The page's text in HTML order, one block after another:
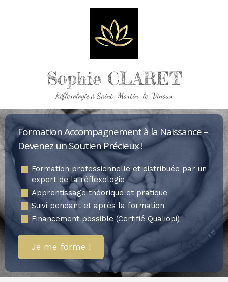
Sophie CLARET
Réflexologie à Saint-Martin-le-Vinoux
Formation Accompagnement à la Naissance –
Devenez un Soutien Précieux !
Formation professionnelle et distribuée par un
expert de la réflexologie
Apprentissage théorique et pratique
Suivi pendant et après la formation
Financement possible (Certifié Qualiopi)
Je me forme !